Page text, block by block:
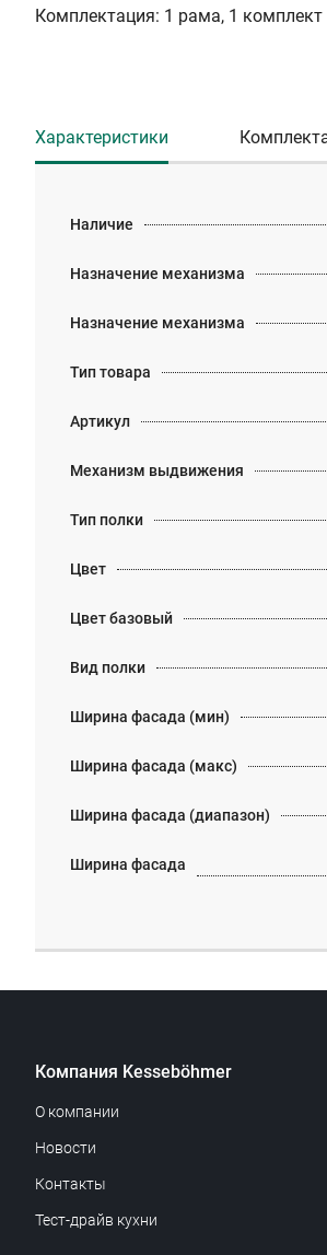
Комплектация: 1 рама, 1
Характеристики
Наличие
Назначение механизма
Назначение механизма
Тип товара
Артикул
Механизм выдвижения
Тип полки
Цвет
Цвет базовый
Вид полки
Ширина фасада (мин)
Ширина фасада (макс)
Ширина фасада (диапазон)
Ширина фасада
Компания Kesseböhmer
О компании
Новости
Контакты
Тест-драйв кухни